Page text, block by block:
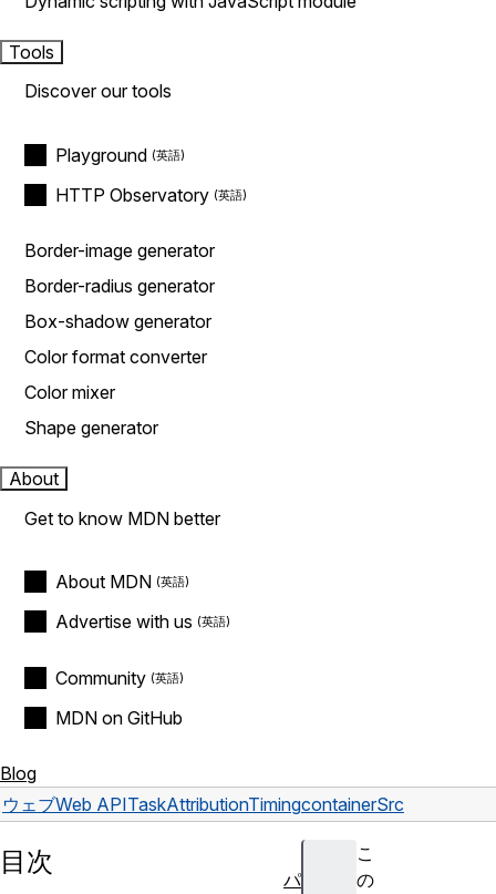
Tools
Discover our tools
Playground
HTTP Observatory
Border-image generator
Border-radius generator
Box-shadow generator
Color format converter
Color mixer
Shape generator
About
Get to know MDN better
About MDN
Advertise with us
Community
MDN on GitHub
Blog
ウェブWeb APITaskAttributionTimingcontainerSrc
こ
の
目次
パ